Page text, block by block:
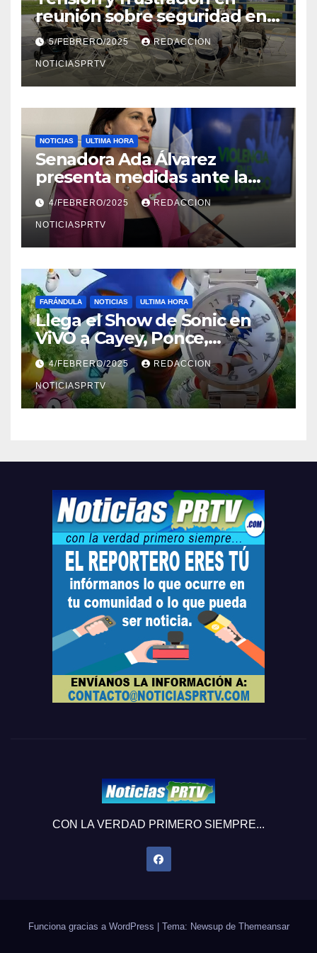
reunión sobre seguridad en
Reparto Metropolitano
5/FEBRERO/2025 REDACCION
NOTICIASPRTV
NOTICIAS ULTIMA HORA
Senadora Ada Álvarez
presenta medidas ante la
violencia en el noviazgo
4/FEBRERO/2025 REDACCION
NOTICIASPRTV
FARÁNDULA NOTICIAS ULTIMA HORA
Llega el Show de Sonic en
ViVO a Cayey, Ponce,
Barceloneta y Humacao,
Relojes gratis para el que
compre ahora….
4/FEBRERO/2025 REDACCION
NOTICIASPRTV
CON LA VERDAD PRIMERO SIEMPRE...
Funciona gracias a WordPress | Tema: Newsup de Themeansar